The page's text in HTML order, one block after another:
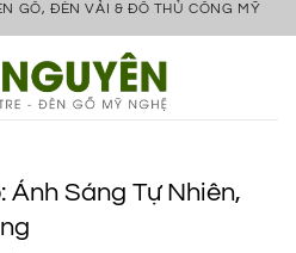
GỖ, ĐÈN VẢI & ĐỒ THỦ CÔNG MỸ
Ánh Sáng Tự Nhiên,